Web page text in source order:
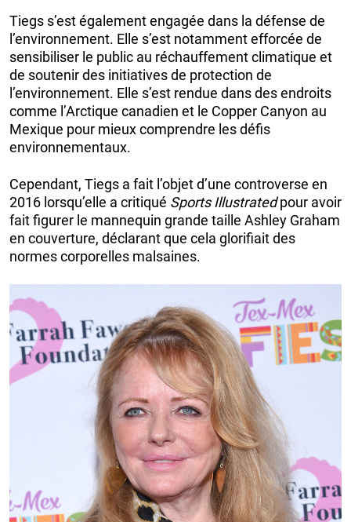
Tiegs s’est également engagée dans la défense de
l’environnement. Elle s’est notamment efforcée de
sensibiliser le public au réchauffement climatique et
de soutenir des initiatives de protection de
l’environnement. Elle s’est rendue dans des endroits
comme l’Arctique canadien et le Copper Canyon au
Mexique pour mieux comprendre les défis
environnementaux.
Cependant, Tiegs a fait l’objet d’une controverse en
2016 lorsqu’elle a critiqué Sports Illustratedpour avoir
fait figurer le mannequin grande taille Ashley Graham
en couverture, déclarant que cela glorifiait des
normes corporelles malsaines.